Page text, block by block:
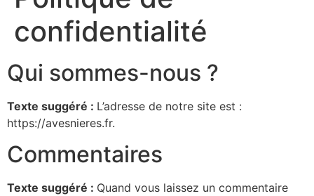
confidentialité
Qui sommes-nous ?
Texte suggéré : L’adresse de notre site est :
https://avesnieres.fr.
Commentaires
Texte suggéré : Quand vous laissez un commentaire